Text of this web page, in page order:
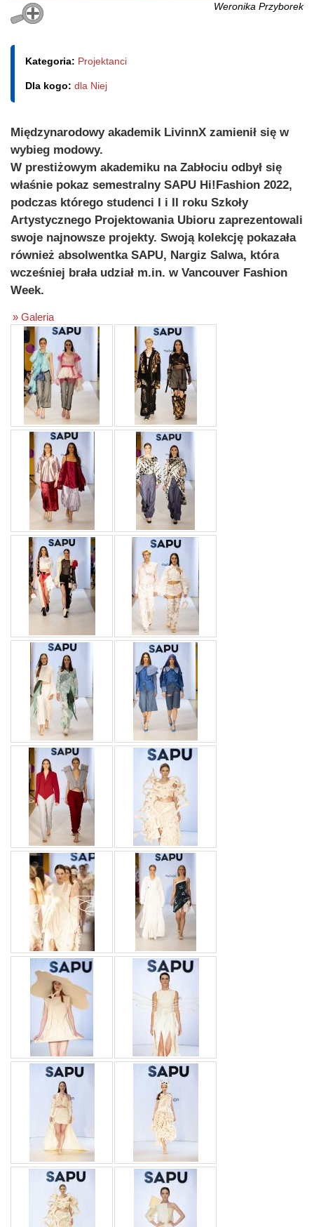
Weronika Przyborek
Kategoria: Projektanci
Dla kogo: dla Niej
Międzynarodowy akademik LivinnX zamienił się w
wybieg modowy.
W prestiżowym akademiku na Zabłociu odbył się
właśnie pokaz semestralny SAPU Hi!Fashion 2022,
podczas którego studenci I i II roku Szkoły
Artystycznego Projektowania Ubioru zaprezentowali
swoje najnowsze projekty. Swoją kolekcję pokazała
również absolwentka SAPU, Nargiz Salwa, która
wcześniej brała udział m.in. w Vancouver Fashion
Week.
» Galeria